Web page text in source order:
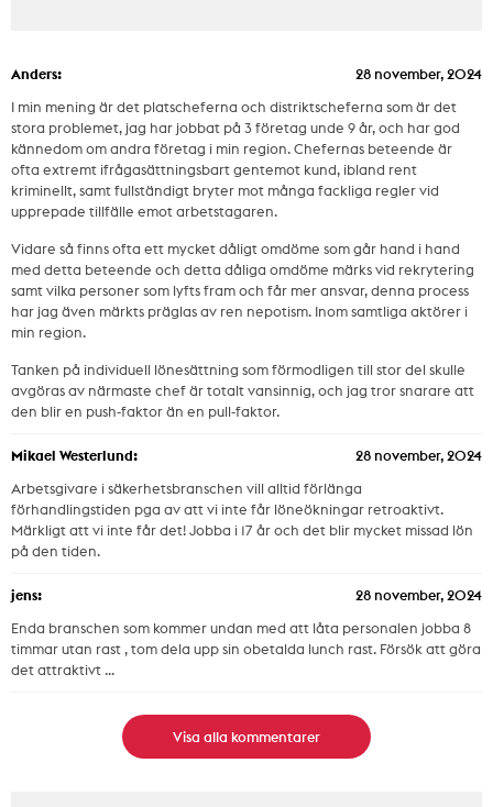
Anders:
28 november, 2024
I min mening är det platscheferna och distriktscheferna som är det
stora problemet, jag har jobbat på 3 företag unde 9 år, och har god
kännedom om andra företag i min region. Chefernas beteende är
ofta extremt ifrågasättningsbart gentemot kund, ibland rent
kriminellt, samt fullständigt bryter mot många fackliga regler vid
upprepade tillfälle emot arbetstagaren.
Vidare så finns ofta ett mycket dåligt omdöme som går hand i hand
med detta beteende och detta dåliga omdöme märks vid rekrytering
samt vilka personer som lyfts fram och får mer ansvar, denna process
har jag även märkts präglas av ren nepotism. Inom samtliga aktörer i
min region.
Tanken på individuell lönesättning som förmodligen till stor del skulle
avgöras av närmaste chef är totalt vansinnig, och jag tror snarare att
den blir en push-faktor än en pull-faktor.
Mikael Westerlund:
28 november, 2024
Arbetsgivare i säkerhetsbranschen vill alltid förlänga
förhandlingstiden pga av att vi inte får löneökningar retroaktivt.
Märkligt att vi inte får det! Jobba i 17 år och det blir mycket missad lön
på den tiden.
jens:
28 november, 2024
Enda branschen som kommer undan med att låta personalen jobba 8
timmar utan rast , tom dela upp sin obetalda lunch rast. Försök att göra
det attraktivt ...
Visa alla kommentarer